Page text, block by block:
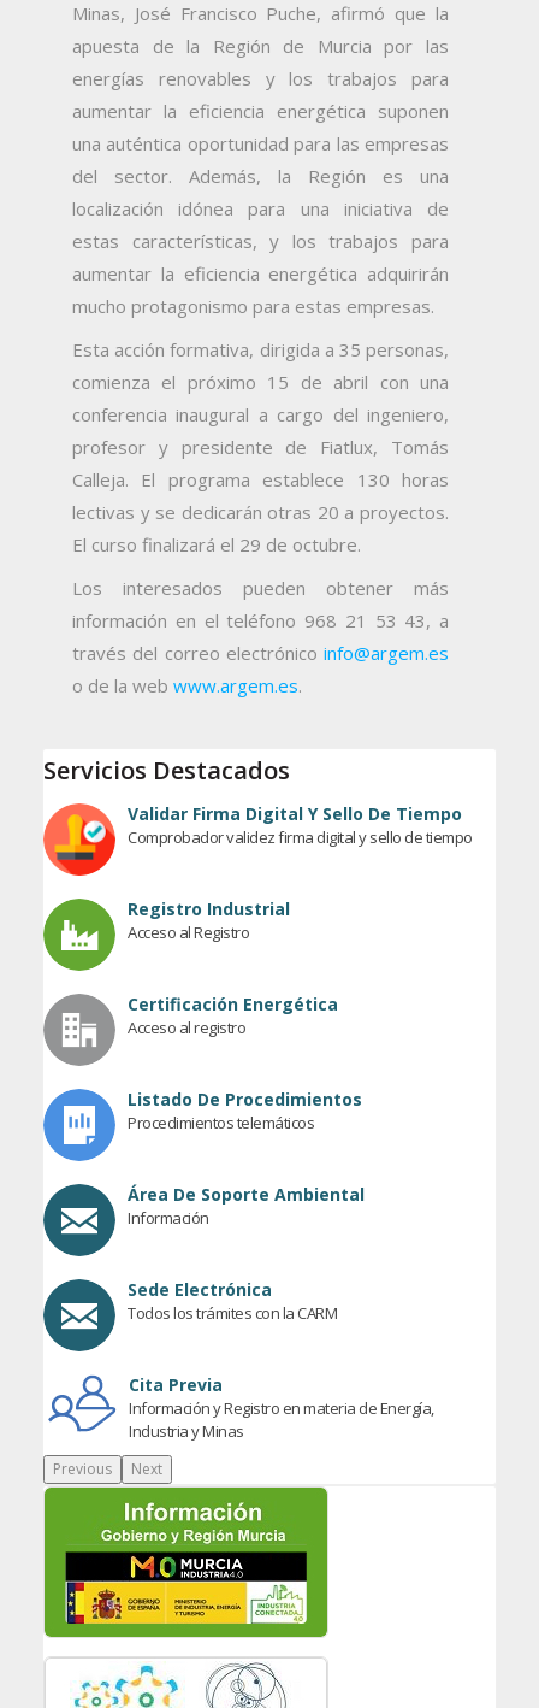
Minas, José Francisco Puche, afirmó que la
apuesta de la Región de Murcia por las
energías renovables y los trabajos para
aumentar la eficiencia energética suponen
una auténtica oportunidad para las empresas
del sector. Además, la Región es una
localización idónea para una iniciativa de
estas características, y los trabajos para
aumentar la eficiencia energética adquirirán
mucho protagonismo para estas empresas.
Esta acción formativa, dirigida a 35 personas,
comienza el próximo 15 de abril con una
conferencia inaugural a cargo del ingeniero,
profesor y presidente de Fiatlux, Tomás
Calleja. El programa establece 130 horas
lectivas y se dedicarán otras 20 a proyectos.
El curso finalizará el 29 de octubre.
Los interesados pueden obtener más
información en el teléfono 968 21 53 43, a
través del correo electrónico info@argem.es
o de la web www.argem.es.
Servicios Destacados
Validar Firma Digital Y Sello De Tiempo
Comprobador validez firma digital y sello de tiempo
Registro Industrial
Acceso al Registro
Certificación Energética
Acceso al registro
Listado De Procedimientos
Procedimientos telemáticos
Área De Soporte Ambiental
Información
Sede Electrónica
Todos los trámites con la CARM
Cita Previa
Información y Registro en materia de Energía,
Industria y Minas
Previous Next